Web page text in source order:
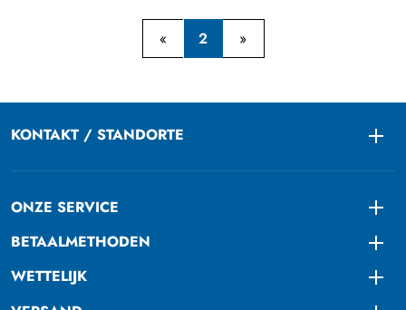
2
KONTAKT / STANDORTE
ONZE SERVICE
BETAALMETHODEN
WETTELIJK